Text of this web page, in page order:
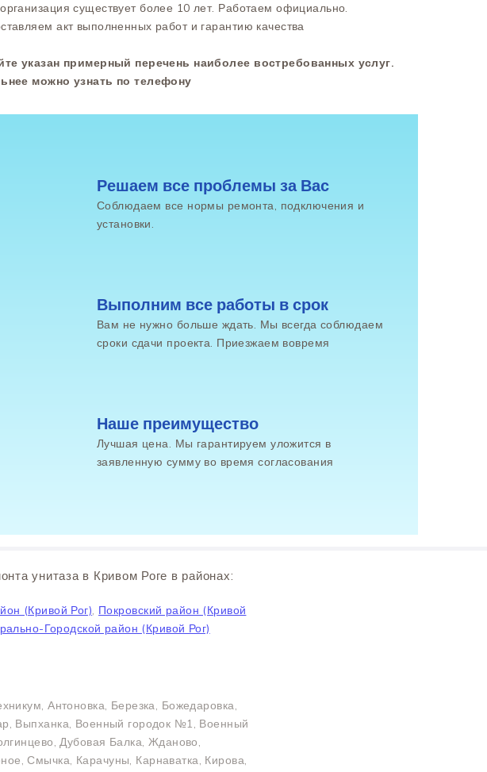
существует более 10 лет. Работаем официально.
акт выполненных работ и гарантию качества
указан примерный перечень наиболее востребованных услуг.
можно узнать по телефону
Решаем все проблемы за Вас
Соблюдаем все нормы ремонта, подключения и
установки.
Выполним все работы в срок
Вам не нужно больше ждать. Мы всегда соблюдаем
сроки сдачи проекта. Приезжаем вовремя
Наше преимущество
Лучшая цена. Мы гарантируем уложится в
заявленную сумму во время согласования
унитаза в Кривом Роге в районах:
(Кривой Рог), Покровский район (Кривой
Городской район (Кривой Рог)
Антоновка, Березка, Божедаровка,
Выпханка, Военный городок №1, Военный
Дубовая Балка, Жданово,
Смычка, Карачуны, Карнаватка, Кирова,